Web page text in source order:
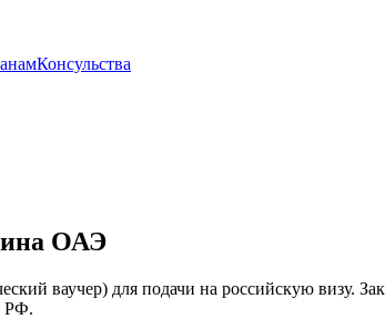
Консульства
ОАЭ
ваучер) для подачи на российскую визу.
РФ.